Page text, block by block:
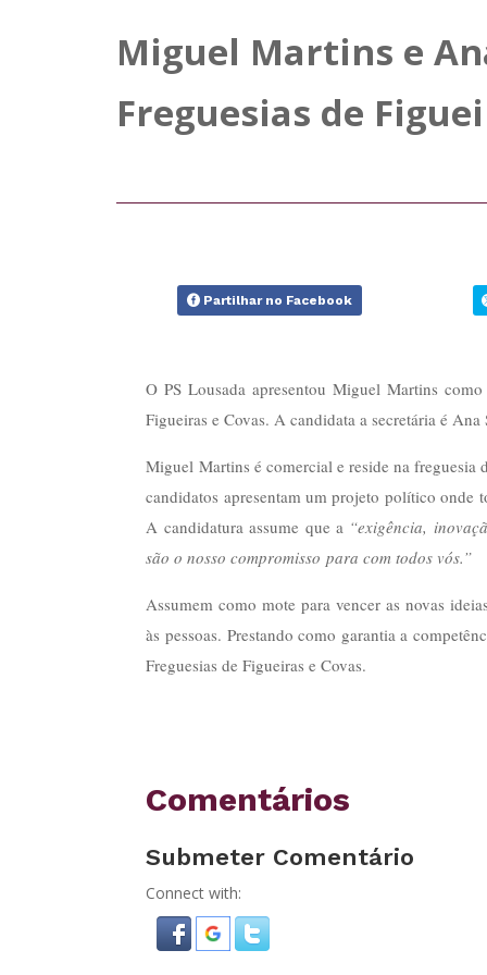
Miguel Martins e
Freguesias de
Partilhar no Facebook
O PS Lousada apresentou Miguel Martins
Figueiras e Covas. A candidata a secretária é Ana
Miguel Martins é comercial e reside na freguesia
candidatos apresentam um projeto político onde
A candidatura assume que a “exigência,
são o nosso compromisso para com todos vós.”
Assumem como mote para vencer as novas
às pessoas. Prestando como garantia a
Freguesias de Figueiras e Covas.
Comentários
Submeter Comentário
Connect with: